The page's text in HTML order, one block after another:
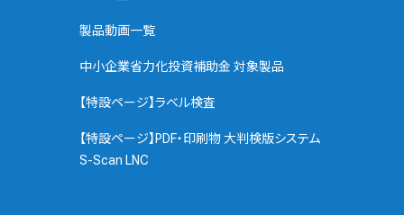
製品動画一覧
中小企業省力化投資補助金 対象製品
【特設ページ】ラベル検査
【特設ページ】PDF・印刷物 大判検版システム
S-Scan LNC